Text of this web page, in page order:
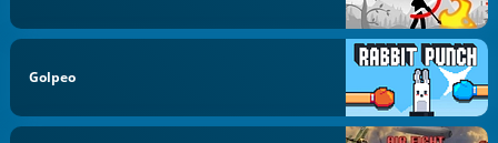
Golpeo